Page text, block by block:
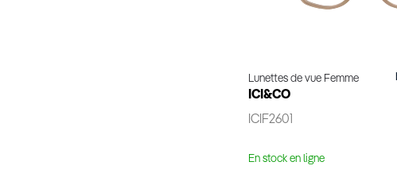
Lunettes de vue Femme
ICI&CO
ICIF2601
En stock en ligne